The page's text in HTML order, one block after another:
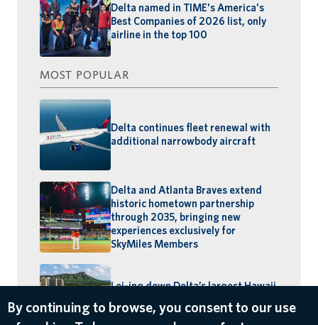
Delta named in TIME's America's
Best Companies of 2026 list, only
airline in the top 100
MOST POPULAR
Delta continues fleet renewal with
additional narrowbody aircraft
Delta and Atlanta Braves extend
historic hometown partnership
through 2035, bringing new
experiences exclusively for
SkyMiles Members
Lei-ing down Delta’s largest Hawaii
schedule: MSP–Maui launches,
BOS–Honolulu returns
By continuing to browse, you consent to our use